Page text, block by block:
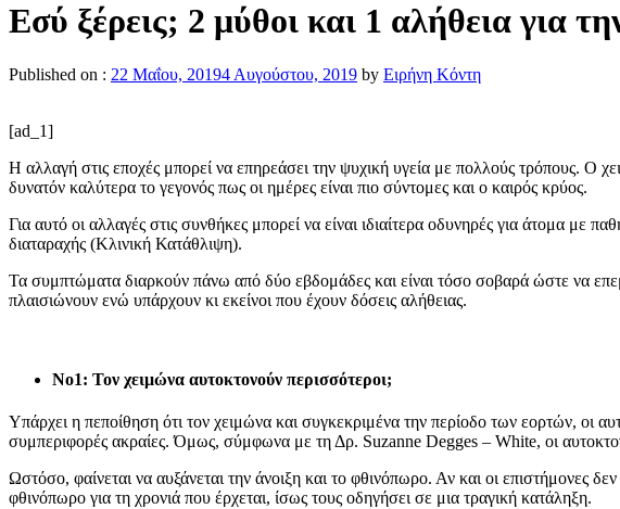
Εσύ ξέρεις; 2 μύθοι και 1 αλήθεια για
Published on : 22 Μαΐου, 20194 Αυγούστου, 2019 by Ειρήνη Κόντη
[ad_1]
Η αλλαγή στις εποχές μπορεί να επηρεάσει την ψυχική υγεία με πολλούς τρόπους. Ο
δυνατόν καλύτερα το γεγονός πως οι ημέρες είναι πιο σύντομες και ο καιρός κρύος.
Για αυτό οι αλλαγές στις συνθήκες μπορεί να είναι ιδιαίτερα οδυνηρές για άτομα με
διαταραχής (Κλινική Κατάθλιψη).
Τα συμπτώματα διαρκούν πάνω από δύο εβδομάδες και είναι τόσο σοβαρά ώστε να
πλαισιώνουν ενώ υπάρχουν κι εκείνοι που έχουν δόσεις αλήθειας.
Νο1: Τον χειμώνα αυτοκτονούν περισσότεροι;
Υπάρχει η πεποίθηση ότι τον χειμώνα και συγκεκριμένα την περίοδο των εορτών, οι
συμπεριφορές ακραίες. Όμως, σύμφωνα με τη Δρ. Suzanne Degges – White, οι
Ωστόσο, φαίνεται να αυξάνεται την άνοιξη και το φθινόπωρο. Αν και οι επιστήμονες
φθινόπωρο για τη χρονιά που έρχεται, ίσως τους οδηγήσει σε μια τραγική κατάληξη.